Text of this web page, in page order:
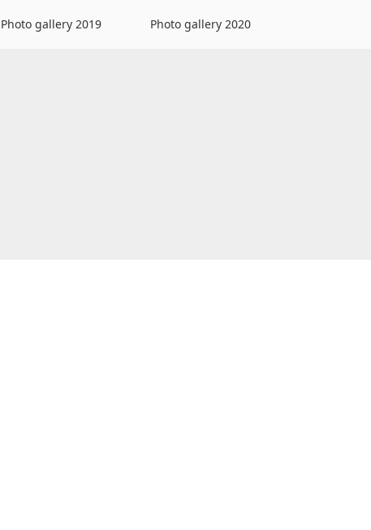
Photo gallery 2019 Photo gallery 2020